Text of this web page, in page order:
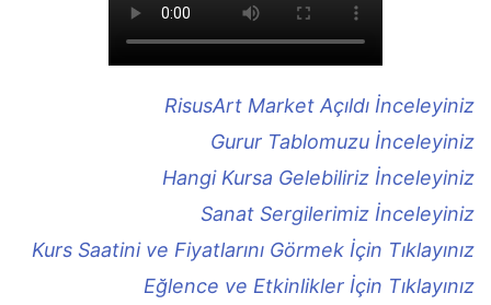
RisusArt Market Açıldı İnceleyiniz
Gurur Tablomuzu İnceleyiniz
Hangi Kursa Gelebiliriz İnceleyiniz
Sanat Sergilerimiz İnceleyiniz
Kurs Saatini ve Fiyatlarını Görmek İçin Tıklayınız
Eğlence ve Etkinlikler İçin Tıklayınız